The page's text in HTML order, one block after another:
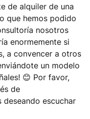
de alquiler de una
que hemos podido
nosotros
enormemente si
a convencer a otros
un modelo
😊 Por favor,
de
deseando escuchar